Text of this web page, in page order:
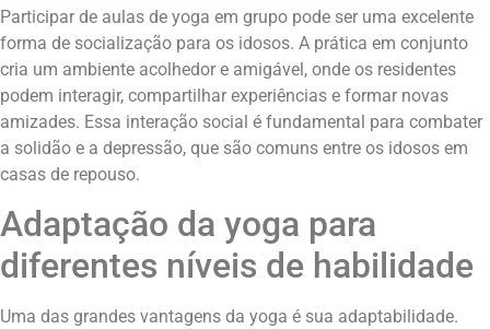
Participar de aulas de yoga em grupo pode ser uma excelente
forma de socialização para os idosos. A prática em conjunto
cria um ambiente acolhedor e amigável, onde os residentes
podem interagir, compartilhar experiências e formar novas
amizades. Essa interação social é fundamental para combater
a solidão e a depressão, que são comuns entre os idosos em
casas de repouso.
Adaptação da yoga para
diferentes níveis de habilidade
Uma das grandes vantagens da yoga é sua adaptabilidade.